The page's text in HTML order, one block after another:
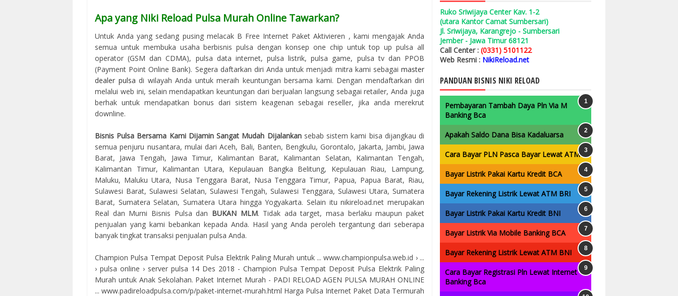
Apa yang Niki Reload Pulsa Murah Online Tawarkan?
Untuk Anda yang sedang pusing melacak B Free Internet Paket Aktivieren , kami mengajak Anda
semua untuk membuka usaha berbisnis pulsa dengan konsep one chip untuk top up pulsa all
operator (GSM dan CDMA), pulsa data internet, pulsa listrik, pulsa game, pulsa tv dan PPOB
(Payment Point Online Bank). Segera daftarkan diri Anda untuk menjadi mitra kami sebagai master
dealer pulsa di wilayah Anda untuk meraih keuntungan bersama kami. Dengan mendaftarkan diri
melalui web ini, selain mendapatkan keuntungan dari berjualan langsung sebagai retailer, Anda juga
berhak untuk mendapatkan bonus dari sistem keagenan sebagai reseller, jika anda merekrut
downline.
Bisnis Pulsa Bersama Kami Dijamin Sangat Mudah Dijalankansebab sistem kami bisa dijangkau di
semua penjuru nusantara, mulai dari Aceh, Bali, Banten, Bengkulu, Gorontalo, Jakarta, Jambi, Jawa
Barat, Jawa Tengah, Jawa Timur, Kalimantan Barat, Kalimantan Selatan, Kalimantan Tengah,
Kalimantan Timur, Kalimantan Utara, Kepulauan Bangka Belitung, Kepulauan Riau, Lampung,
Maluku, Maluku Utara, Nusa Tenggara Barat, Nusa Tenggara Timur, Papua, Papua Barat, Riau,
Sulawesi Barat, Sulawesi Selatan, Sulawesi Tengah, Sulawesi Tenggara, Sulawesi Utara, Sumatera
Barat, Sumatera Selatan, Sumatera Utara hingga Yogyakarta. Selain itu nikireload.net merupakan
Real dan Murni Bisnis Pulsa dan BUKAN MLM. Tidak ada target, masa berlaku maupun paket
penjualan yang kami bebankan kepada Anda. Hasil yang Anda peroleh tergantung dari seberapa
banyak tingkat transaksi penjualan pulsa Anda.
Champion Pulsa Tempat Deposit Pulsa Elektrik Paling Murah untuk ... www.championpulsa.web.id › ...
› pulsa online › server pulsa 14 Des 2018 - Champion Pulsa Tempat Deposit Pulsa Elektrik Paling
Murah untuk Anak Sekolahan. Paket Internet Murah - PADI RELOAD AGEN PULSA MURAH ONLINE
... www.padireloadpulsa.com/p/paket-internet-murah.html Harga Pulsa Internet Paket Data Termurah
Ruko Sriwijaya Center Kav. 1-2
(utara Kantor Camat Sumbersari)
Jl. Sriwijaya, Karangrejo - Sumbersari
Jember - Jawa Timur 68121
Call Center : (0331) 5101122
Web Resmi : NikiReload.net
PANDUAN BISNIS NIKI RELOAD
Pembayaran Tambah Daya Pln Via M
Banking Bca
Apakah Saldo Dana Bisa Kadaluarsa
Cara Bayar PLN Pasca Bayar Lewat ATM
Bayar Listrik Pakai Kartu Kredit BCA
Bayar Rekening Listrik Lewat ATM BRI
Bayar Listrik Pakai Kartu Kredit BNI
Bayar Listrik Via Mobile Banking BCA
Bayar Rekening Listrik Lewat ATM BNI
Cara Bayar Registrasi Pln Lewat Internet
Banking Bca